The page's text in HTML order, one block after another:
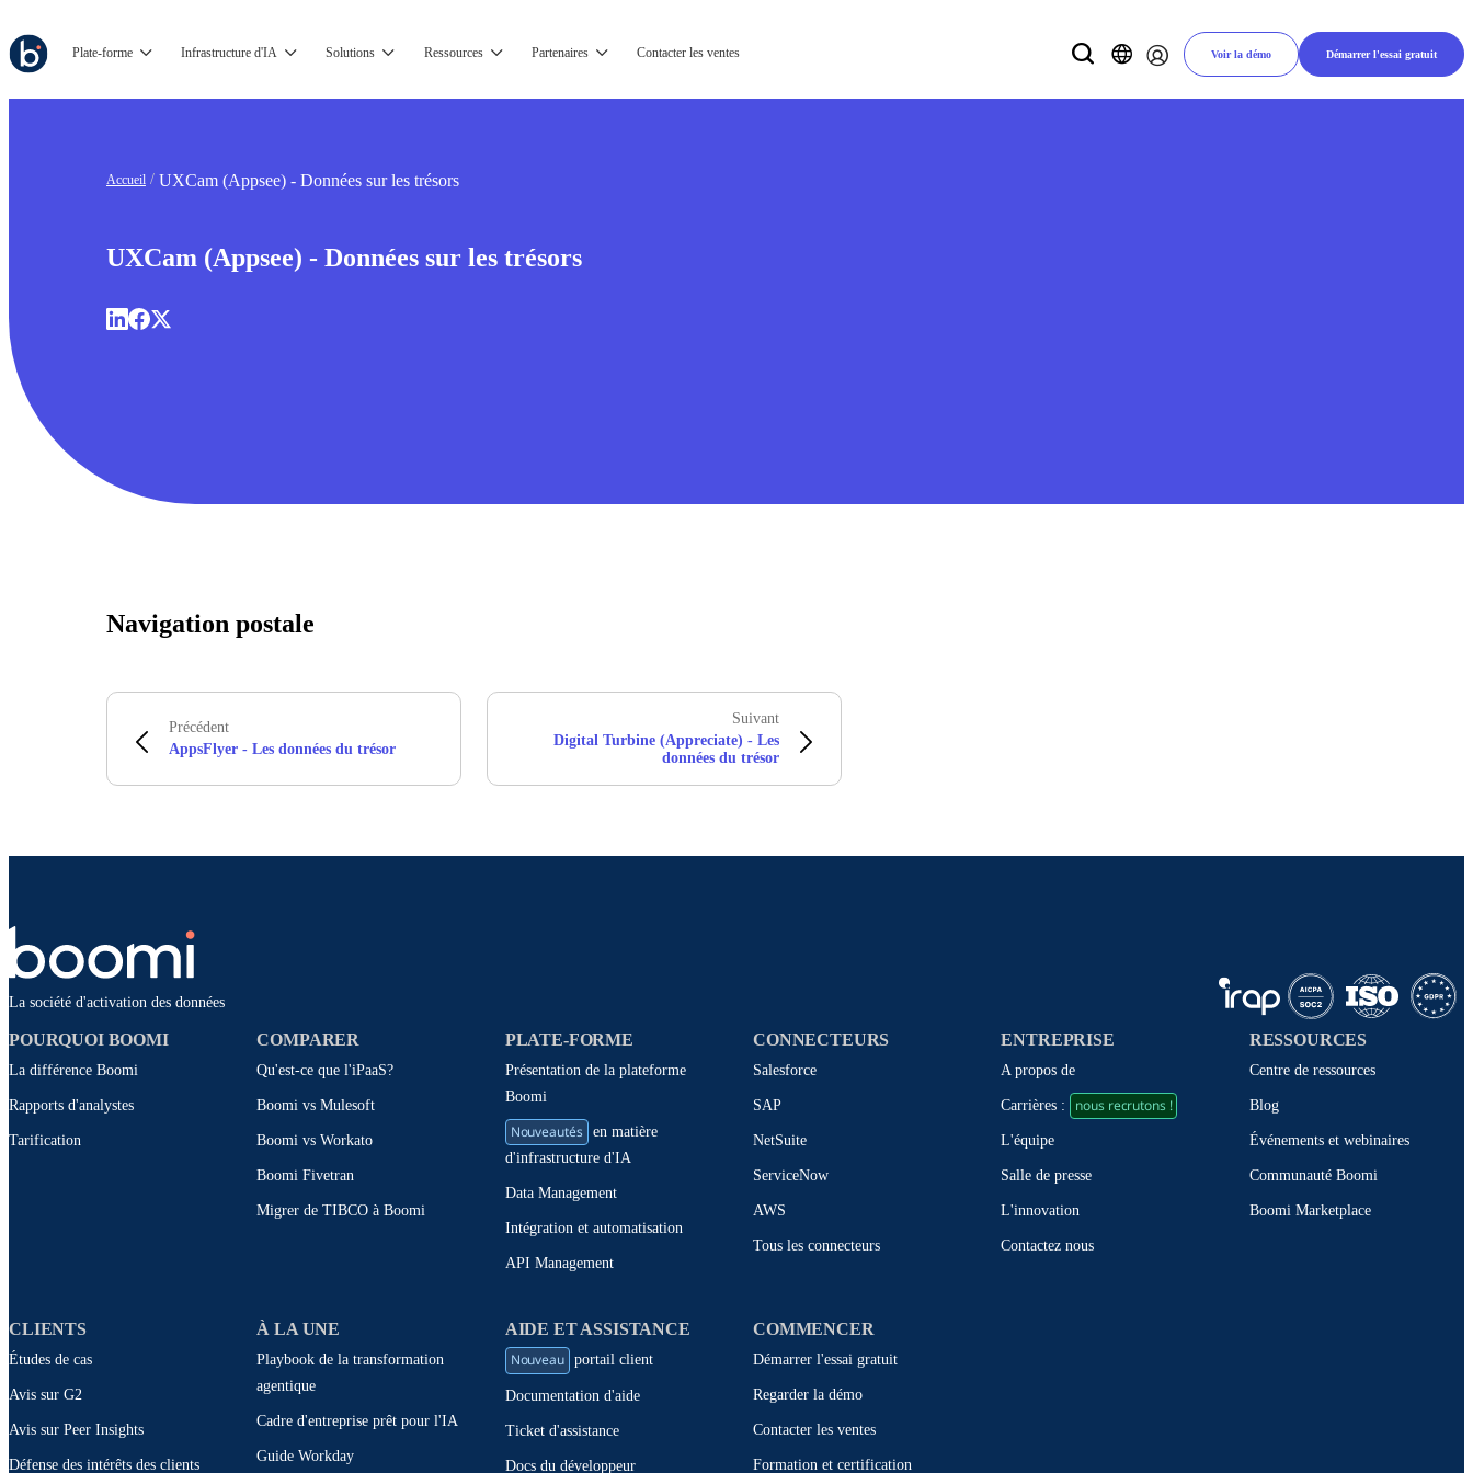
Plate-forme Infrastructure d'IA Solutions Ressources Partenaires Contacter les ventes Voir la démo Démarrer l'essai gratuit
Accueil UXCam (Appsee) - Données sur les trésors
UXCam (Appsee) - Données sur les trésors
Navigation postale
Précédent
AppsFlyer - Les données du trésor
Suivant
Digital Turbine (Appreciate) - Les
données du trésor
La société d'activation des données
POURQUOI BOOMI
La différence Boomi
Rapports d'analystes
Tarification
COMPARER
Qu'est-ce que l'iPaaS?
Boomi vs Mulesoft
Boomi vs Workato
Boomi Fivetran
Migrer de TIBCO à Boomi
PLATE-FORME
Présentation de la plateforme
Boomi
Nouveautés
en matière
d'infrastructure d'IA
Data Management
Intégration et automatisation
API Management
CONNECTEURS
Salesforce
SAP
NetSuite
ServiceNow
AWS
Tous les connecteurs
ENTREPRISE
A propos de
Carrières : nous recrutons !
L'équipe
Salle de presse
L'innovation
Contactez nous
RESSOURCES
Centre de ressources
Blog
Événements et webinaires
Communauté Boomi
Boomi Marketplace
CLIENTS
Études de cas
Avis sur G2
Avis sur Peer Insights
Défense des intérêts des clients
À LA UNE
Playbook de la transformation
agentique
Cadre d'entreprise prêt pour l'IA
Guide Workday
AIDE ET ASSISTANCE
Nouveau
portail client
Documentation d'aide
Ticket d'assistance
Docs du développeur
COMMENCER
Démarrer l'essai gratuit
Regarder la démo
Contacter les ventes
Formation et certification